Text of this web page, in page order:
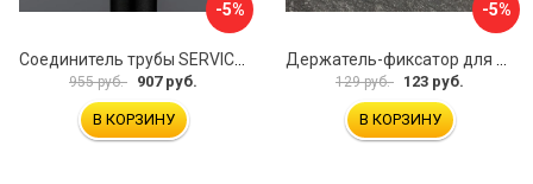
-5%
955 руб. 907 руб.
В КОРЗИНУ
-5%
129 руб. 123 руб.
В КОРЗИНУ